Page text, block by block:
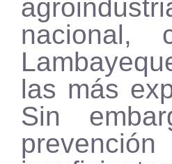
nacional,
las más
Sin